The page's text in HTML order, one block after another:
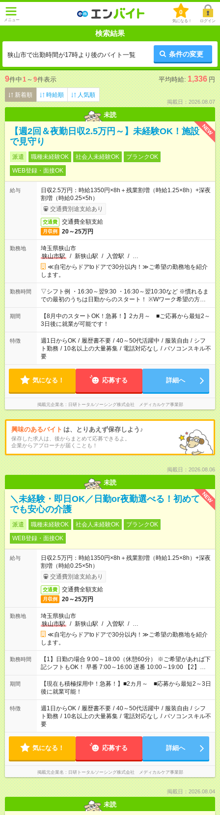
メニュー
0
気になる！ ログイン
検索結果
狭山市で出勤時間が17時より後のバイト一覧 条件の変更
9件中1 ～ 9件表示 平均時給: 1,336 円
新着順 時給順 人気順
掲載日：2026.08.07
未読
NEW
【週2回＆夜勤日収2.5万円～】未経験OK！施設
で見守り
派遣 職種未経験OK 社会人未経験OK
ブランクOK
WEB登録・面接OK
給与
日収2.5万円：時給1350円×8h＋残業割増（時給1.25×8h）+深夜
割増（時給0.25×5h）
交通費別途支給あり
交通費 交通費全額支給
月収例 20～25万円
勤務地
埼玉県狭山市
狭山市駅
/ 新狭山駅 / 入曽駅 / …
≪自宅からドアtoドアで30分以内！≫ご希望の勤務地を紹介
します。
勤務時間
▽シフト例 ・16:30～翌9:30 ・16:30～翌10:30など ※慣れるま
での最初のうちは日勤からのスタート！ ※Wワーク希望の方へ
今ご覧のお仕事で希望する勤務時間と、もう1つのお仕事の勤務
時間。 合計で週40時間を超える場合は応募できません。
期間
【8月中のスタートOK！急募！】2カ月～ ■ご応募から最短2～
3日後に就業が可能です！
特徴 週1日からOK / 履歴書不要 / 40～50代活躍中 / 服装自由 / シフ
ト勤務 / 10名以上の大量募集 / 電話対応なし / パソコンスキル不
要
気になる！ 応募する 詳細へ
掲載元企業名 日研トータルソーシング株式会社 メディカルケア事業部
興味のあるバイト は、とりあえず保存しよう♪
保存した求人は、後からまとめて応募できるよ。
企業からアプローチが届くことも！
掲載日：2026.08.06
未読
NEW
＼未経験・即日OK／日勤or夜勤選べる！初めて
でも安心の介護
派遣 職種未経験OK 社会人未経験OK
ブランクOK
WEB登録・面接OK
給与
日収2.5万円：時給1350円×8h＋残業割増（時給1.25×8h）+深夜
割増（時給0.25×5h）
交通費別途支給あり
交通費 交通費全額支給
月収例 20～25万円
勤務地
埼玉県狭山市
狭山市駅
/ 新狭山駅 / 入曽駅 / …
≪自宅からドアtoドアで30分以内！≫ご希望の勤務地を紹介
します。
勤務時間
【1】日勤の場合 9:00～18:00（休憩60分） ※ご希望があれば下
記シフトもOK！ 早番 7:00～16:00 遅番 10:00～19:00 【2】夜
勤の場合 16:30～翌9:30 16:30～翌10:30など ※Wワーク希望の
方へ 今ご覧のお仕事で希望する勤務時間と、もう1つのお仕事の
勤務時間。 合計で週40時間を超える場合は応募できません。
期間
【現在も積極採用中！急募！】■2カ月～ ■応募から最短2～3日
後に就業可能！
特徴 週1日からOK / 履歴書不要 / 40～50代活躍中 / 服装自由 / シフ
ト勤務 / 10名以上の大量募集 / 電話対応なし / パソコンスキル不
要
気になる！ 応募する 詳細へ
掲載元企業名 日研トータルソーシング株式会社 メディカルケア事業部
掲載日：2026.08.04
未読